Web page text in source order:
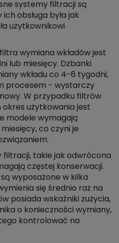
systemy filtracji są
obsługa była jak
użytkownikowi
wymiana wkładów jest
lub miesięcy. Dzbanki
wkładu co 4-6 tygodni,
procesem - wystarczy
W przypadku filtrów
użytkowania jest
modele wymagają
co czyni je
filtracji, takie jak odwrócona
częstej konserwacji.
wyposażone w kilka
się średnio raz na
posiada wskaźniki zużycia,
o konieczności wymiany,
kontrolować na